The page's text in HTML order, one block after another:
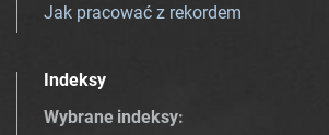
Jak pracować z rekordem
Indeksy
Wybrane indeksy: